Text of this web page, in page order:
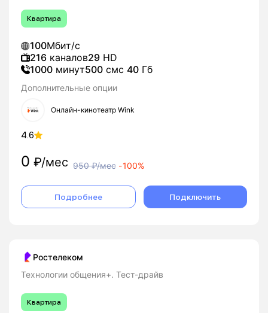
Квартира
100Мбит/с
216 каналов29 HD
1000 минут500 смс 40 Гб
Дополнительные опции
Онлайн-кинотеатр Wink
4.6
0 ₽/мес 950₽/мес -100%
Подробнее Подключить
Ростелеком
Технологии общения+. Тест-драйв
Квартира